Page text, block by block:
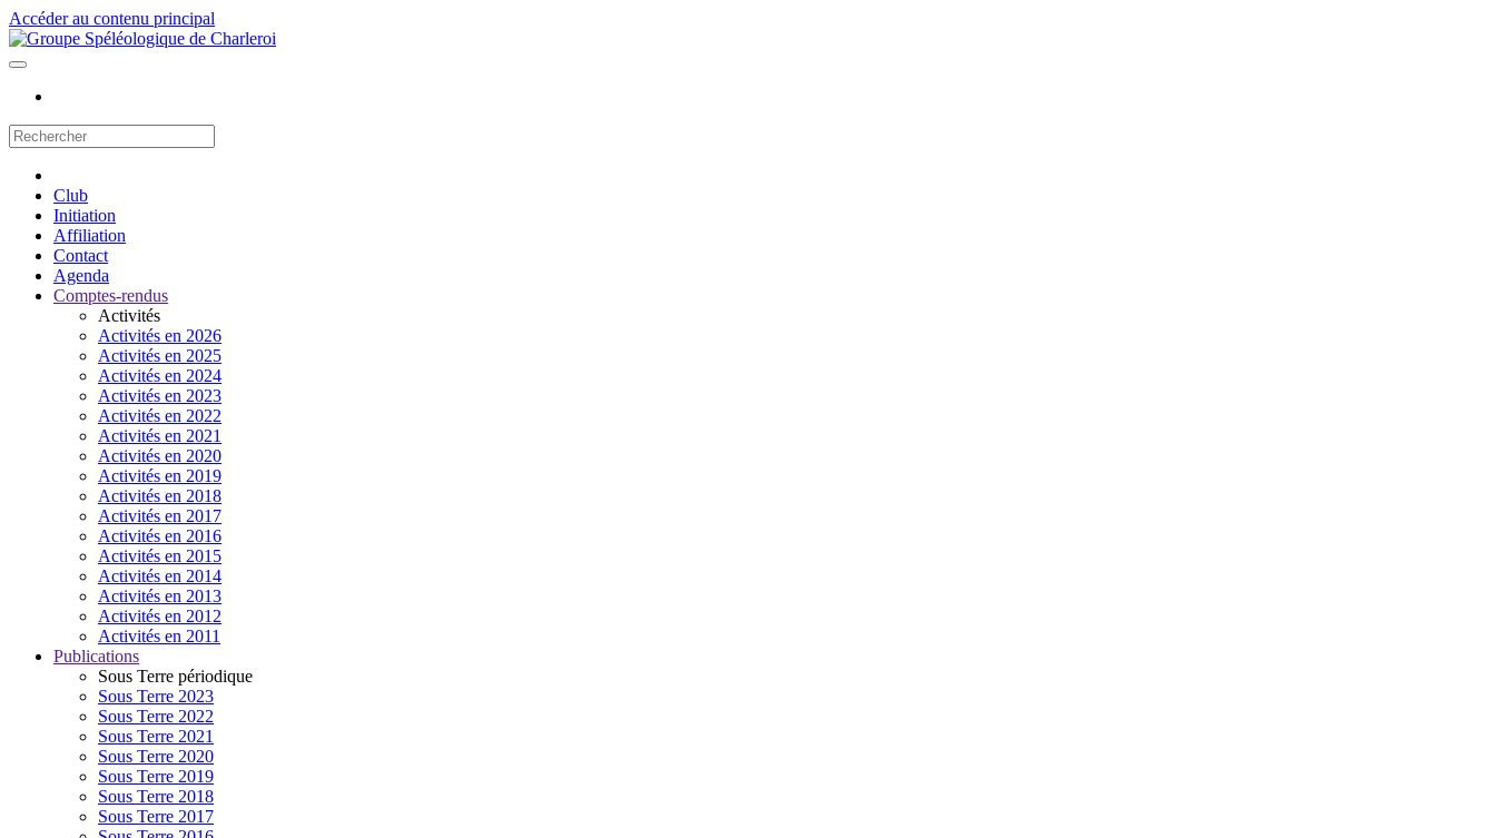
Accéder au contenu principal
Club
Initiation
Affiliation
Contact
Agenda
Comptes-rendus
Activités
Activités en 2026
Activités en 2025
Activités en 2024
Activités en 2023
Activités en 2022
Activités en 2021
Activités en 2020
Activités en 2019
Activités en 2018
Activités en 2017
Activités en 2016
Activités en 2015
Activités en 2014
Activités en 2013
Activités en 2012
Activités en 2011
Publications
Sous Terre périodique
Sous Terre 2023
Sous Terre 2022
Sous Terre 2021
Sous Terre 2020
Sous Terre 2019
Sous Terre 2018
Sous Terre 2017